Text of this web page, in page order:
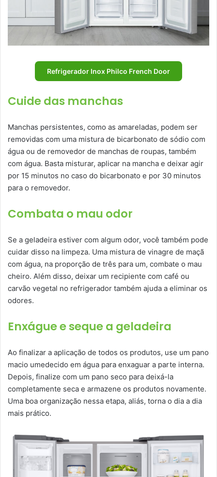
Refrigerador Inox Philco French Door
Cuide das manchas
Manchas persistentes, como as amareladas, podem ser
removidas com uma mistura de bicarbonato de sódio com
água ou de removedor de manchas de roupas, também
com água. Basta misturar, aplicar na mancha e deixar agir
por 15 minutos no caso do bicarbonato e por 30 minutos
para o removedor.
Combata o mau odor
Se a geladeira estiver com algum odor, você também pode
cuidar disso na limpeza. Uma mistura de vinagre de maçã
com água, na proporção de três para um, combate o mau
cheiro. Além disso, deixar um recipiente com café ou
carvão vegetal no refrigerador também ajuda a eliminar os
odores.
Enxágue e seque a geladeira
Ao finalizar a aplicação de todos os produtos, use um pano
macio umedecido em água para enxaguar a parte interna.
Depois, finalize com um pano seco para deixá-la
completamente seca e armazene os produtos novamente.
Uma boa organização nessa etapa, aliás, torna o dia a dia
mais prático.